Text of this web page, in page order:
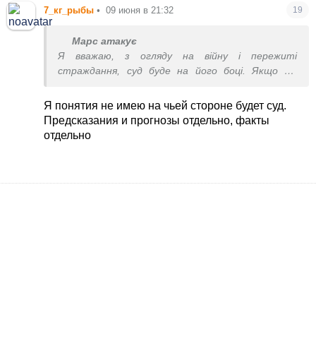
7_кг_рыбы • 09 июня в 21:32 19
Марс атакує
Я вважаю, з огляду на війну і пережиті
страждання, суд буде на його боці. Якщо він
Я понятия не имею на чьей стороне будет суд.
Предсказания и прогнозы отдельно, факты
отдельно